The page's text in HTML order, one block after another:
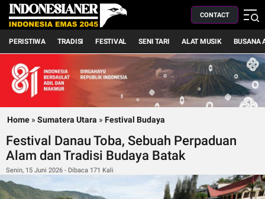
CONTACT
PERISTIWA TRADISI FESTIVAL SENI TARI ALAT MUSIK BUSANA
Home » Sumatera Utara » Festival Budaya
Festival Danau Toba, Sebuah Perpaduan
Alam dan Tradisi Budaya Batak
Senin, 15 Juni 2026 - Dibaca 171 Kali